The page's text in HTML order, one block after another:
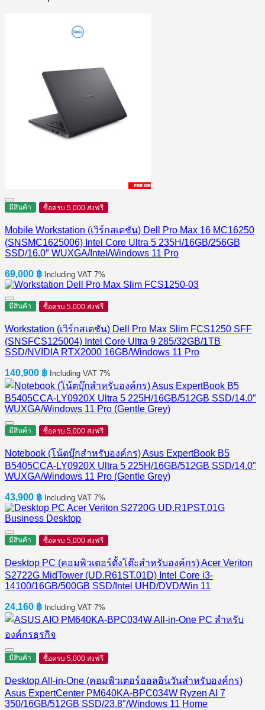
มีสินค้า ซื้อครบ 5,000 ส่งฟรี
Mobile Workstation (เวิร์กสเตชัน) Dell Pro Max 16 MC16250
(SNSMC1625006) Intel Core Ultra 5 235H/16GB/256GB
SSD/16.0″ WUXGA/Intel/Windows 11 Pro
69,000 ฿ Including VAT 7%
มีสินค้า ซื้อครบ 5,000 ส่งฟรี
Workstation (เวิร์กสเตชัน) Dell Pro Max Slim FCS1250 SFF
(SNSFCS125004) Intel Core Ultra 9 285/32GB/1TB
SSD/NVIDIA RTX2000 16GB/Windows 11 Pro
140,900 ฿ Including VAT 7%
มีสินค้า ซื้อครบ 5,000 ส่งฟรี
Notebook (โน้ตบุ๊กสำหรับองค์กร) Asus ExpertBook B5
B5405CCA-LY0920X Ultra 5 225H/16GB/512GB SSD/14.0″
WUXGA/Windows 11 Pro (Gentle Grey)
43,900 ฿ Including VAT 7%
มีสินค้า ซื้อครบ 5,000 ส่งฟรี
Desktop PC (คอมพิวเตอร์ตั้งโต๊ะสำหรับองค์กร) Acer Veriton
S2722G MidTower (UD.R61ST.01D) Intel Core i3-
14100/16GB/500GB SSD/Intel UHD/DVD/Win 11
24,160 ฿ Including VAT 7%
มีสินค้า ซื้อครบ 5,000 ส่งฟรี
Desktop All-in-One (คอมพิวเตอร์ออลอินวันสำหรับองค์กร)
Asus ExpertCenter PM640KA-BPC034W Ryzen AI 7
350/16GB/512GB SSD/23.8″/Windows 11 Home